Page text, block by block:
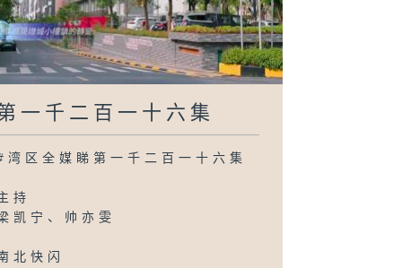
一千二百一十六集
湾区全媒睇第一千二百一十六集
持
凯宁、帅亦雯
北快闪